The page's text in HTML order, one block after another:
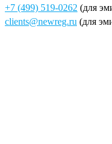
+7 (499) 519-0262 (для
clients@newreg.ru (для